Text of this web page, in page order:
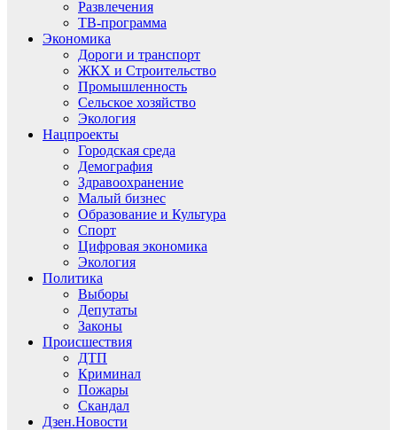
Развлечения
ТВ-программа
Экономика
Дороги и транспорт
ЖКХ и Строительство
Промышленность
Сельское хозяйство
Экология
Нацпроекты
Городская среда
Демография
Здравоохранение
Малый бизнес
Образование и Культура
Спорт
Цифровая экономика
Экология
Политика
Выборы
Депутаты
Законы
Происшествия
ДТП
Криминал
Пожары
Скандал
Дзен.Новости